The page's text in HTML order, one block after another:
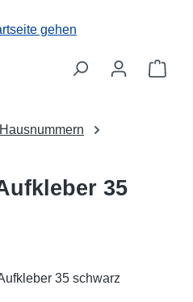
Hausnummern
35